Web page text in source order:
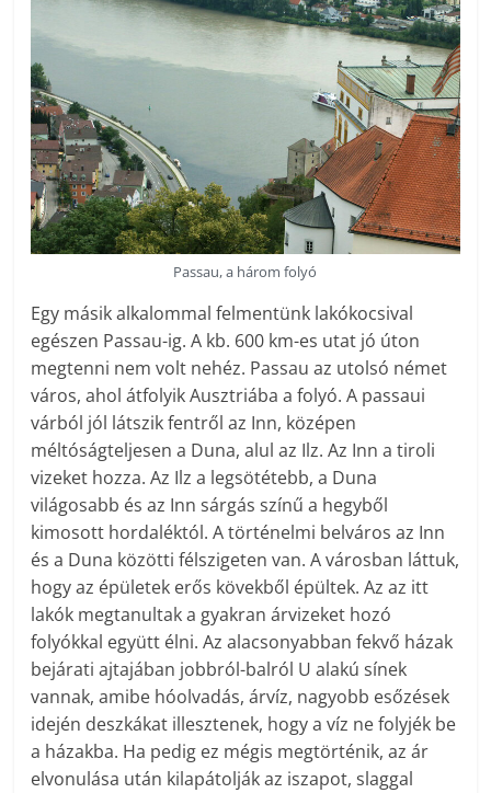
Passau, a három folyó
Egy másik alkalommal felmentünk lakókocsival
egészen Passau-ig. A kb. 600 km-es utat jó úton
megtenni nem volt nehéz. Passau az utolsó német
város, ahol átfolyik Ausztriába a folyó. A passaui
várból jól látszik fentről az Inn, középen
méltóságteljesen a Duna, alul az Ilz. Az Inn a tiroli
vizeket hozza. Az Ilz a legsötétebb, a Duna
világosabb és az Inn sárgás színű a hegyből
kimosott hordaléktól. A történelmi belváros az Inn
és a Duna közötti félszigeten van. A városban láttuk,
hogy az épületek erős kövekből épültek. Az az itt
lakók megtanultak a gyakran árvizeket hozó
folyókkal együtt élni. Az alacsonyabban fekvő házak
bejárati ajtajában jobbról-balról U alakú sínek
vannak, amibe hóolvadás, árvíz, nagyobb esőzések
idején deszkákat illesztenek, hogy a víz ne folyjék be
a házakba. Ha pedig ez mégis megtörténik, az ár
elvonulása után kilapátolják az iszapot, slaggal